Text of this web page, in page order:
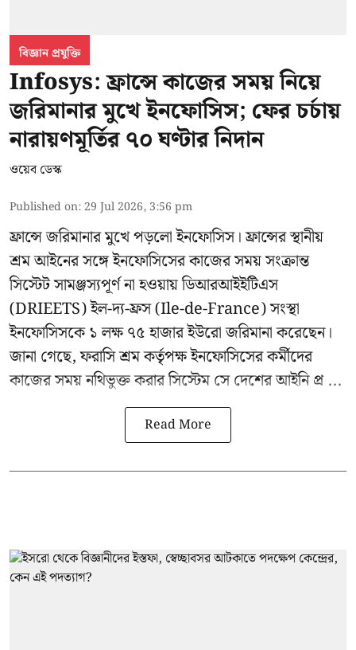
বিজ্ঞান প্রযুক্তি
Infosys: ফ্রান্সে কাজের সময় নিয়ে
জরিমানার মুখে ইনফোসিস; ফের চর্চায়
নারায়ণমূর্তির ৭০ ঘণ্টার নিদান
ওয়েব ডেস্ক
Published on: 29 Jul 2026, 3:56 pm
ফ্রান্সে জরিমানার মুখে পড়লোইনফোসিস। ফ্রান্সের স্থানীয়
শ্রম আইনের সঙ্গে ইনফোসিসের কাজের সময় সংক্রান্ত
সিস্টেট সামঞ্জস্যপূর্ণ না হওয়ায় ডিআরআইইটিএস
(DRIEETS) ইল-দ্য-ফ্রস (Ile-de-France) সংস্থা
ইনফোসিসকে ১ লক্ষ ৭৫ হাজার ইউরো জরিমানা করেছেন।
জানা গেছে, ফরাসি শ্রম কর্তৃপক্ষ ইনফোসিসের কর্মীদের
কাজের সময় নথিভুক্ত করার সিস্টেম সে দেশের আইনি প্র ...
Read More